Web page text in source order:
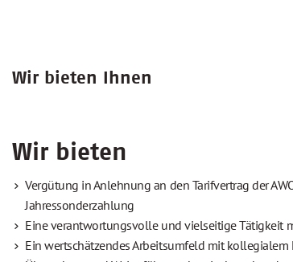
Wir bieten Ihnen
Wir bieten
Vergütung in Anlehnung an den Tarifvertrag der
Jahressonderzahlung
Eine verantwortungsvolle und vielseitige Tätigkeit
Ein wertschätzendes Arbeitsumfeld mit kollegialem